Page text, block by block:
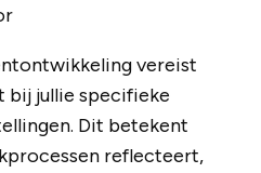
vereist
bij jullie specifieke
Dit betekent
reflecteert,